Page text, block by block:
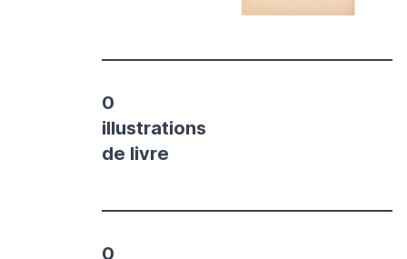
0
illustrations
de livre
0